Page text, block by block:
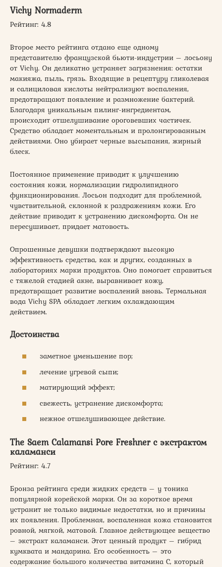
Vichy Normaderm
Рейтинг: 4.8
Второе место рейтинга отдано еще одному
представителю французской бьюти-индустрии – лосьону
от Vichy. Он деликатно устраняет загрязнения: остатки
макияжа, пыль, грязь. Входящие в рецептуру гликолевая
и салициловая кислоты нейтрализуют воспаления,
предотвращают появление и размножение бактерий.
Благодаря уникальным пилинг-ингредиентам,
происходит отшелушивание ороговевших частичек.
Средство обладает моментальным и пролонгированным
действиями. Оно убирает черные высыпания, жирный
блеск.
Постоянное применение приводит к улучшению
состояния кожи, нормализации гидролипидного
функционирования. Лосьон подходит для проблемной,
чувствительной, склонной к раздражениям кожи. Его
действие приводит к устранению дискомфорта. Он не
пересушивает, придает матовость.
Опрошенные девушки подтверждают высокую
эффективность средства, как и других, созданных в
лабораториях марки продуктов. Оно помогает справиться
с тяжелой стадией акне, выравнивает кожу,
предотвращает развитие воспалений вновь. Термальная
вода Vichy SPA обладает легким охлаждающим
действием.
Достоинства
заметное уменьшение пор;
лечение угревой сыпи;
матирующий эффект;
свежесть, устранение дискомфорта;
нежное отшелушивающее действие.
The Saem Calamansi Pore Freshner с экстрактом
каламанси
Рейтинг: 4.7
Бронза рейтинга среди жидких средств – у тоника
популярной корейской марки. Он за короткое время
устранит не только видимые недостатки, но и причины
их появления. Проблемная, воспаленная кожа становится
ровной, мягкой, матовой. Главное действующее вещество
– экстракт каламанси. Этот ценный продукт – гибрид
кумквата и мандарина. Его особенность – это
содержание большого количества витамина С, который